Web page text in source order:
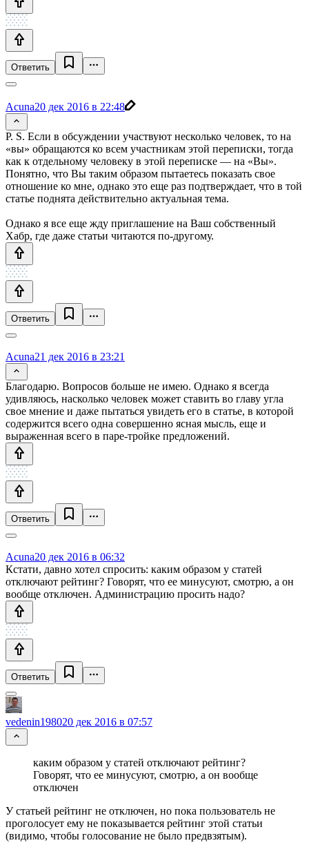
Ответить
Acuna20 дек 2016 в 22:48
P. S. Если в обсуждении участвуют несколько человек, то на
«вы» обращаются ко всем участникам этой переписки, тогда
как к отдельному человеку в этой переписке — на «Вы».
Понятно, что Вы таким образом пытаетесь показать свое
отношение ко мне, однако это еще раз подтверждает, что в той
статье поднята действительно актуальная тема.
Однако я все еще жду приглашение на Ваш собственный
Хабр, где даже статьи читаются по-другому.
Ответить
Acuna21 дек 2016 в 23:21
Благодарю. Вопросов больше не имею. Однако я всегда
удивляюсь, насколько человек может ставить во главу угла
свое мнение и даже пытаться увидеть его в статье, в которой
содержится всего одна совершенно ясная мысль, еще и
выраженная всего в паре-тройке предложений.
Ответить
Acuna20 дек 2016 в 06:32
Кстати, давно хотел спросить: каким образом у статей
отключают рейтинг? Говорят, что ее минусуют, смотрю, а он
вообще отключен. Администрацию просить надо?
Ответить
vedenin198020 дек 2016 в 07:57
каким образом у статей отключают рейтинг?
Говорят, что ее минусуют, смотрю, а он вообще
отключен
У статьей рейтинг не отключен, но пока пользователь не
проголосует ему не показывается рейтинг этой статьи
(видимо, чтобы голосование не было предвзятым).